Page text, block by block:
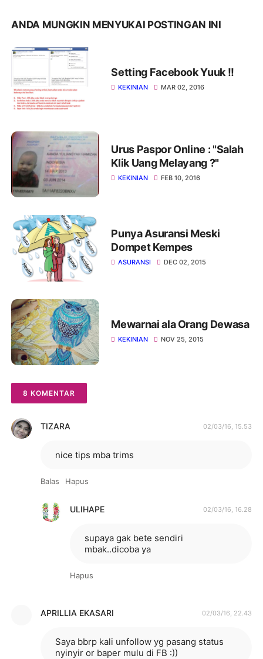
ANDA MUNGKIN MENYUKAI POSTINGAN INI
Setting Facebook Yuuk !!
KEKINIAN MAR 02, 2016
Urus Paspor Online : "Salah
Klik Uang Melayang ?"
KEKINIAN FEB 10, 2016
Punya Asuransi Meski
Dompet Kempes
ASURANSI DEC 02, 2015
Mewarnai ala Orang Dewasa
KEKINIAN NOV 25, 2015
8 KOMENTAR
TIZARA 02/03/16, 15.53
nice tips mba trims
Balas Hapus
ULIHAPE 02/03/16, 16.28
supaya gak bete sendiri
mbak..dicoba ya
Hapus
APRILLIA EKASARI 02/03/16, 22.43
Saya bbrp kali unfollow yg pasang status
nyinyir or baper mulu di FB :))